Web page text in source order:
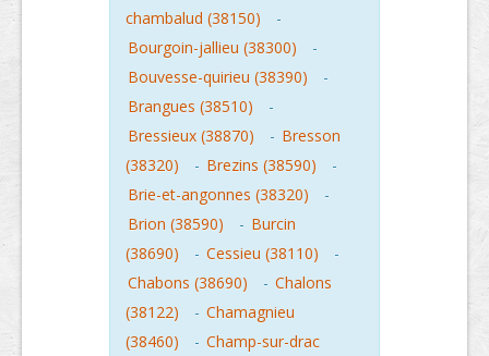
chambalud (38150)
-
Bourgoin-jallieu (38300)
-
Bouvesse-quirieu (38390)
-
Brangues (38510)
-
Bressieux (38870)
- Bresson
(38320)
- Brezins (38590)
-
Brie-et-angonnes (38320)
-
Brion (38590)
- Burcin
(38690)
- Cessieu (38110)
-
Chabons (38690)
- Chalons
(38122)
- Chamagnieu
(38460)
- Champ-sur-drac